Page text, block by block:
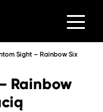
Sight – Rainbow Six
Rainbow